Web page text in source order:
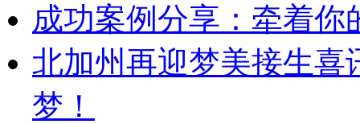
成功案例分享：牵着你
北加州再迎梦美接生喜
梦！